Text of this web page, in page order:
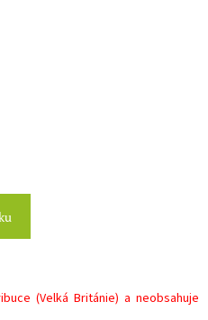
(Velká Británie) a neobsahuje